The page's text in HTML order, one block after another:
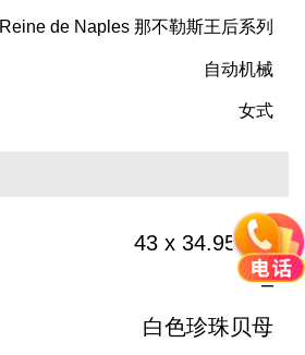
Reine de Naples 那不勒斯王后系列
自动机械
女式
43 x 34.95mm
–
白色珍珠贝母